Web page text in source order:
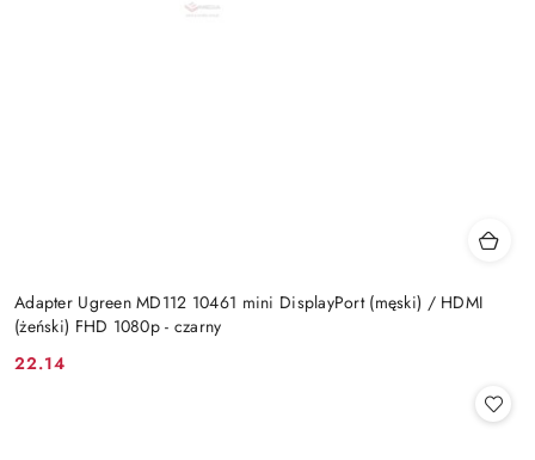
Adapter Ugreen MD112 10461 mini DisplayPort (męski) / HDMI
(żeński) FHD 1080p - czarny
Cena:
22.14